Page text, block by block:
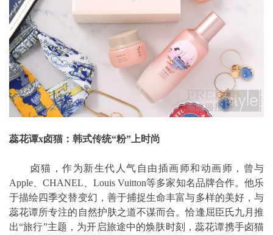
蕊花谭x卤猫：韩式传统“粉”上时尚
卤猫，作为新生代人气自由插画师和动画师，曾与
Apple、CHANEL、Louis Vuitton等多家知名品牌合作。他乐
于描绘四季交替变幻，善于捕捉生命丰富与多样的美好，与
蕊花谭所专注的自然护肤之道不谋而合。恰逢屈臣氏九月推
出“旅行”主题，为开启旅途中的焕肤时刻，蕊花谭携手卤猫